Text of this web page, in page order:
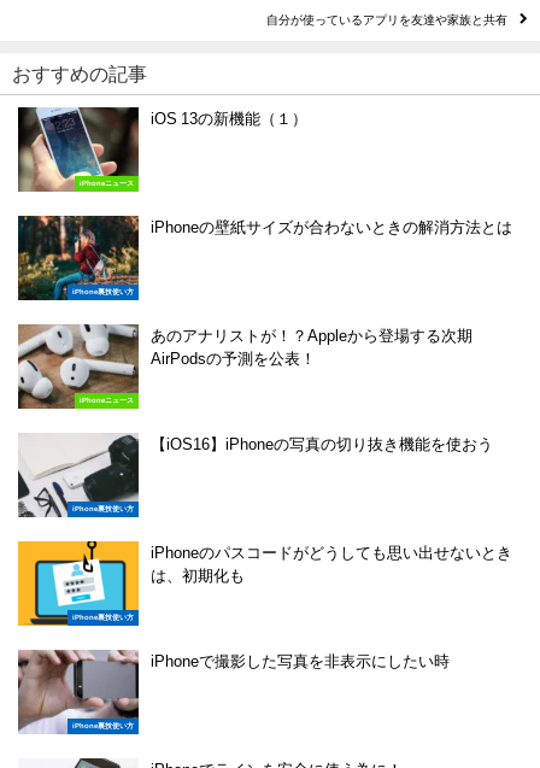
自分が使っているアプリを友達や家族と共有
おすすめの記事
iPhoneニュース
iOS 13の新機能（１）
iPhone裏技使い方
iPhoneの壁紙サイズが合わないときの解消方法とは
iPhoneニュース
あのアナリストが！？Appleから登場する次期
AirPodsの予測を公表！
iPhone裏技使い方
【iOS16】iPhoneの写真の切り抜き機能を使おう
iPhone裏技使い方
iPhoneのパスコードがどうしても思い出せないとき
は、初期化も
iPhone裏技使い方
iPhoneで撮影した写真を非表示にしたい時